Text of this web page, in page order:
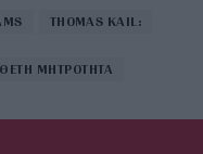
THOMAS KAIL:
ΜΗΤΡΟΤΗΤΑ